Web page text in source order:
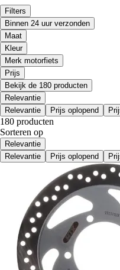
Filters
Binnen 24 uur verzonden
Maat
Kleur
Merk motorfiets
Prijs
Bekijk de 180 producten
Relevantie
Relevantie
Prijs oplopend
180 producten
Sorteren op
Relevantie
Relevantie
Prijs oplopend